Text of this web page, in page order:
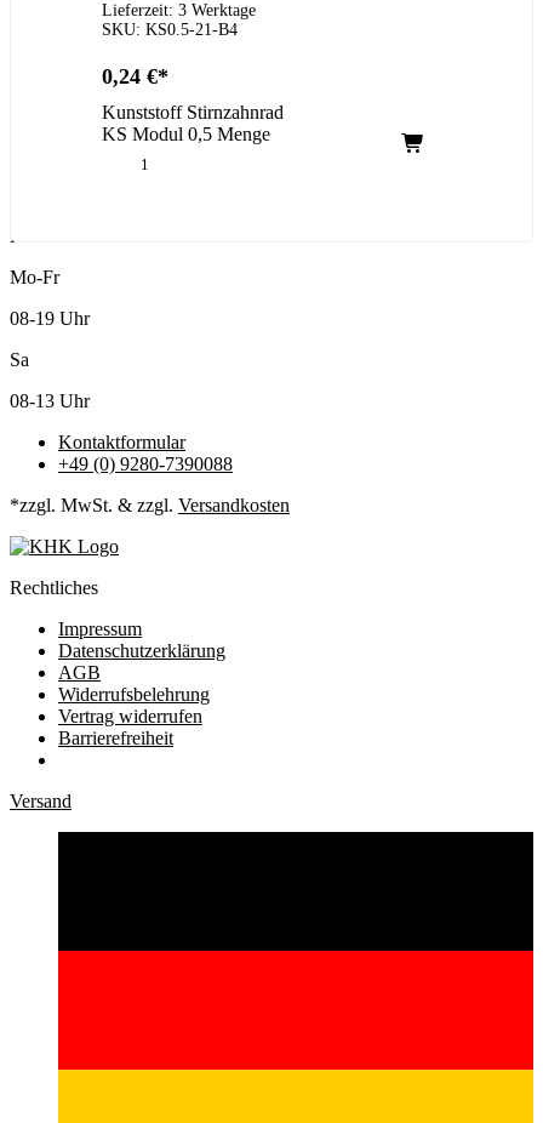
Lieferzeit: 3 Werktage
SKU: KS0.5-21-B4
0,24 €
Kunststoff Stirnzahnrad
KS Modul 0,5 Menge
Kundenservice
Mo-Fr
08-19 Uhr
Sa
08-13 Uhr
Kontaktformular
+49 (0) 9280-7390088
*zzgl. MwSt. & zzgl. Versandkosten
Rechtliches
Impressum
Datenschutzerklärung
AGB
Widerrufsbelehrung
Vertrag widerrufen
Barrierefreiheit
Versand